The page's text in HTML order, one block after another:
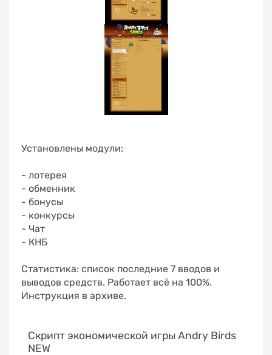
Установлены модули:
- лотерея
- обменник
- бонусы
- конкурсы
- Чат
- КНБ
Статистика: список последние 7 вводов и
выводов средств. Работает всё на 100%.
Инструкция в архиве.
Скрипт экономической игры Andry Birds
NEW